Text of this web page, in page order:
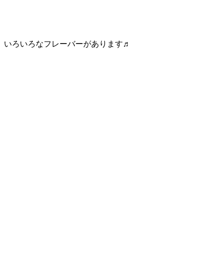
いろいろなフレーバーがあります♬